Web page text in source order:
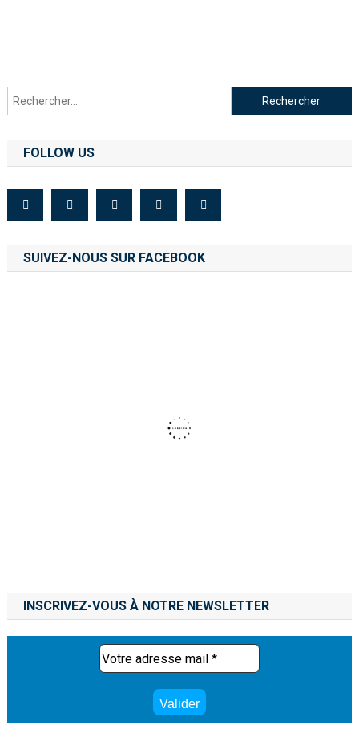
FOLLOW US
SUIVEZ-NOUS SUR FACEBOOK
INSCRIVEZ-VOUS À NOTRE NEWSLETTER